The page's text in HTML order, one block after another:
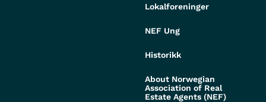
Lokalforeninger
NEF Ung
Historikk
About Norwegian
Association of Real
Estate Agents (NEF)